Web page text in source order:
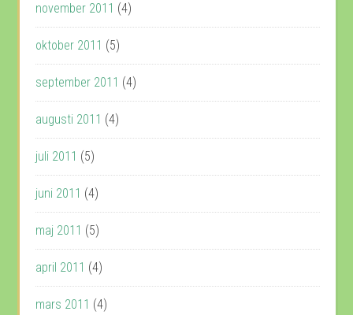
november 2011 (4)
oktober 2011 (5)
september 2011 (4)
augusti 2011 (4)
juli 2011 (5)
juni 2011 (4)
maj 2011 (5)
april 2011 (4)
mars 2011 (4)